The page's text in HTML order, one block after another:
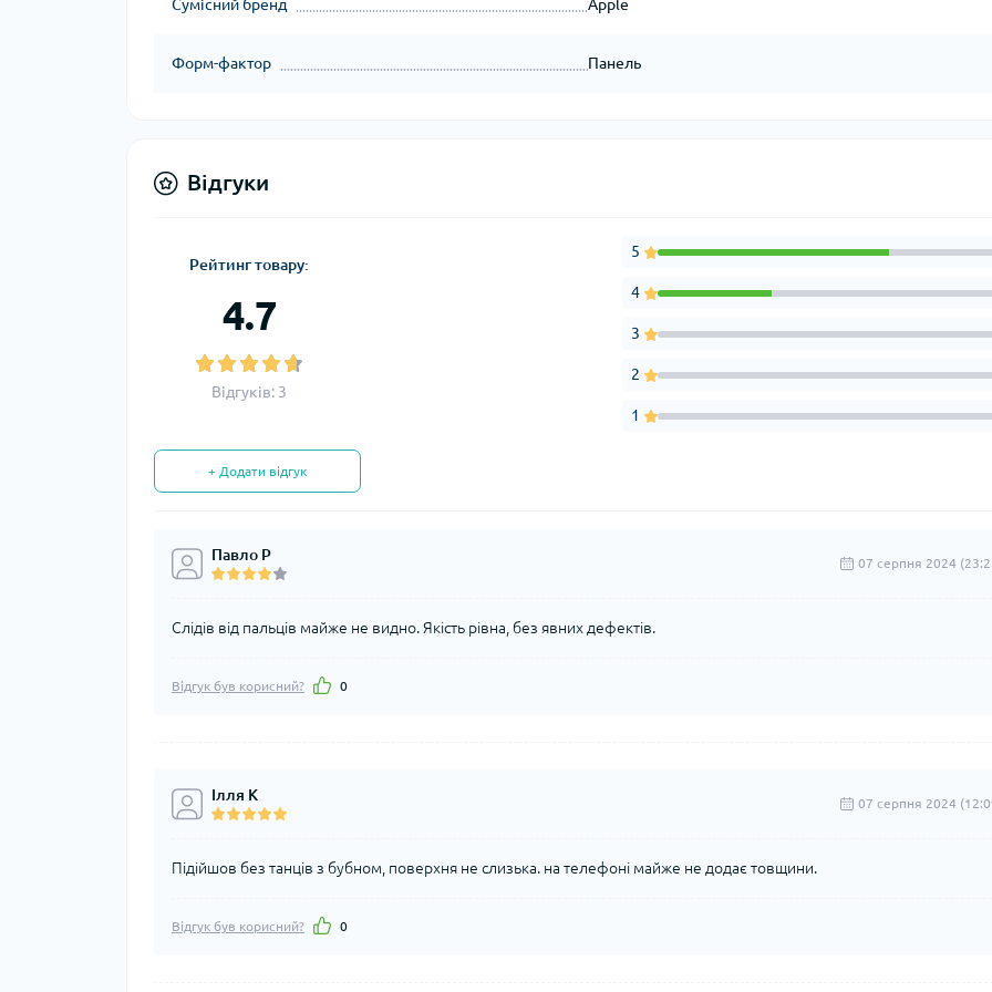
Сумісний бренд Apple
Форм-фактор Панель
Відгуки
Рейтинг товару:
4.7
Відгуків: 3
5
4
3
2
1
+ Додати відгук
Павло Р 07 серпня 2024
Слідів від пальців майже не видно. Якість рівна, без явних дефектів.
Відгук був корисний? 0
Ілля К 07 серпня 2024
Підійшов без танців з бубном, поверхня не слизька. на телефоні майже не додає товщини.
Відгук був корисний? 0